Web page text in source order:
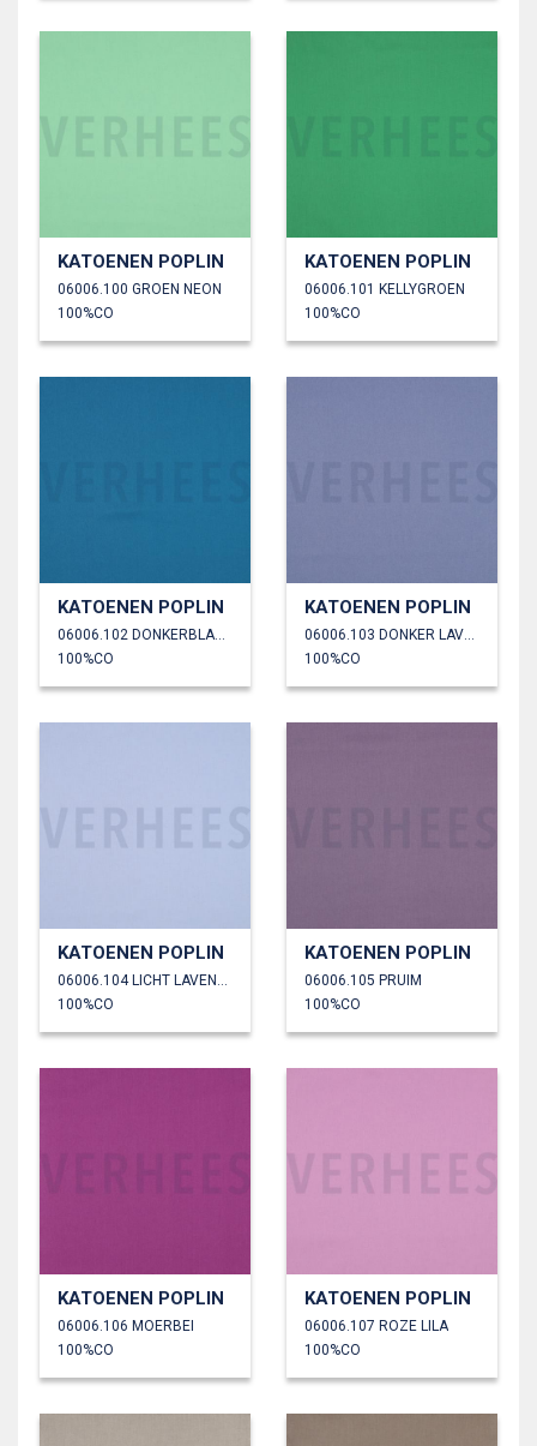
KATOENEN POPLIN
06006.100 GROEN NEON
100%CO
KATOENEN POPLIN
06006.101 KELLYGROEN
100%CO
KATOENEN POPLIN
06006.102 DONKERBLAUW
100%CO
KATOENEN POPLIN
06006.103 DONKER LAVENDEL
100%CO
KATOENEN POPLIN
06006.104 LICHT LAVENDEL
100%CO
KATOENEN POPLIN
06006.105 PRUIM
100%CO
KATOENEN POPLIN
06006.106 MOERBEI
100%CO
KATOENEN POPLIN
06006.107 ROZE LILA
100%CO